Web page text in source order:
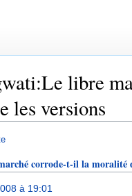
libre
les versions
corrode-t-il la moralité
à 19:01